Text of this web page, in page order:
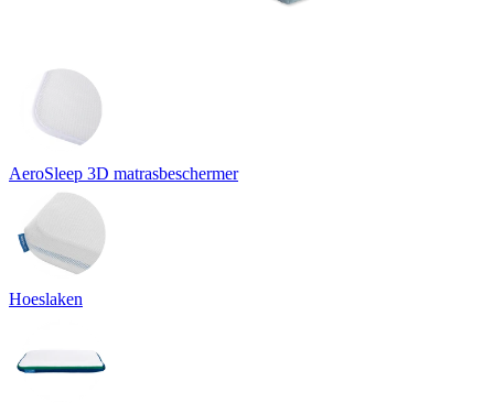
AeroSleep 3D matrasbeschermer
Hoeslaken